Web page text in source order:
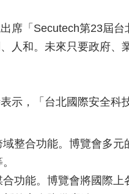
席「Secutech第23屆
人和。未來只要政府、
示，「台北國際安全科
整合功能。博覽會多元
功能。博覽會將國際上